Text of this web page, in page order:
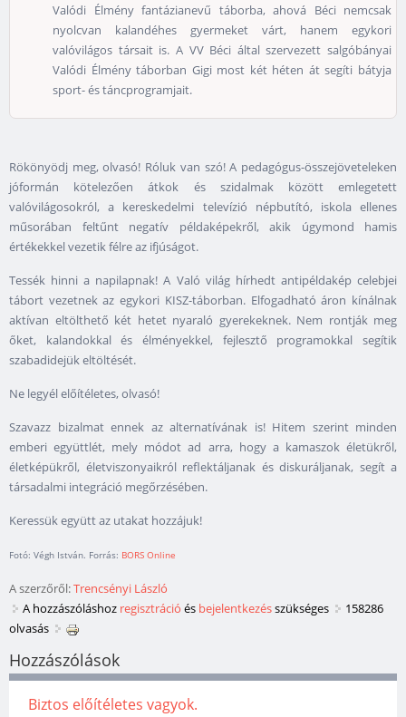
Valódi Élmény fantázianevű táborba, ahová Béci nemcsak
nyolcvan kalandéhes gyermeket várt, hanem egykori
valóvilágos társait is. A VV Béci által szervezett salgóbányai
Valódi Élmény táborban Gigi most két héten át segíti bátyja
sport- és táncprogramjait.
Rökönyödj meg, olvasó! Róluk van szó! A pedagógus-összejöveteleken
jóformán kötelezően átkok és szidalmak között emlegetett
valóvilágosokról, a kereskedelmi televízió népbutító, iskola ellenes
műsorában feltűnt negatív példaképekről, akik úgymond hamis
értékekkel vezetik félre az ifjúságot.
Tessék hinni a napilapnak! A Való világ hírhedt antipéldakép celebjei
tábort vezetnek az egykori KISZ-táborban. Elfogadható áron kínálnak
aktívan eltölthető két hetet nyaraló gyerekeknek. Nem rontják meg
őket, kalandokkal és élményekkel, fejlesztő programokkal segítik
szabadidejük eltöltését.
Ne legyél előítéletes, olvasó!
Szavazz bizalmat ennek az alternatívának is! Hitem szerint minden
emberi együttlét, mely módot ad arra, hogy a kamaszok életükről,
életképükről, életviszonyaikról reflektáljanak és diskuráljanak, segít a
társadalmi integráció megőrzésében.
Keressük együtt az utakat hozzájuk!
Fotó: Végh István. Forrás: BORS Online
A szerzőről:Trencsényi László
A hozzászóláshoz regisztráció és bejelentkezésszükséges
158286
olvasás
Hozzászólások
Biztos előítéletes vagyok.